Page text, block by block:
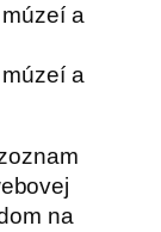
múzeí a
múzeí a
na